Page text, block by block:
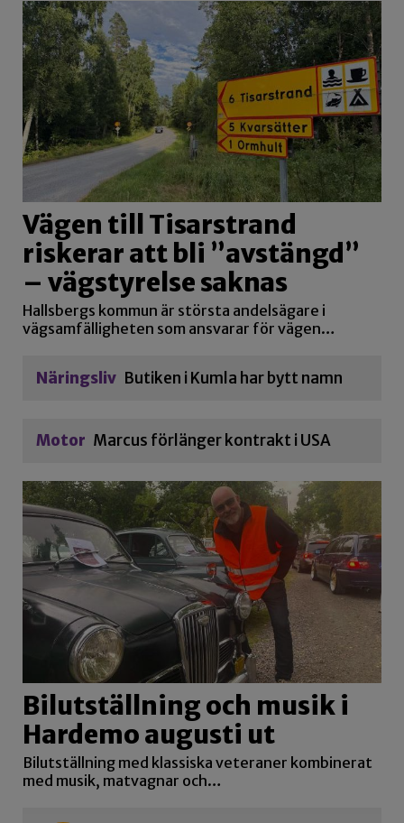
Vägen till Tisarstrand
riskerar att bli ”avstängd”
– vägstyrelse saknas
Hallsbergs kommun är största andelsägare i
vägsamfälligheten som ansvarar för vägen…
Näringsliv Butiken i Kumla har bytt namn
Motor Marcus förlänger kontrakt i USA
Bilutställning och musik i
Hardemo augusti ut
Bilutställning med klassiska veteraner kombinerat
med musik, matvagnar och…